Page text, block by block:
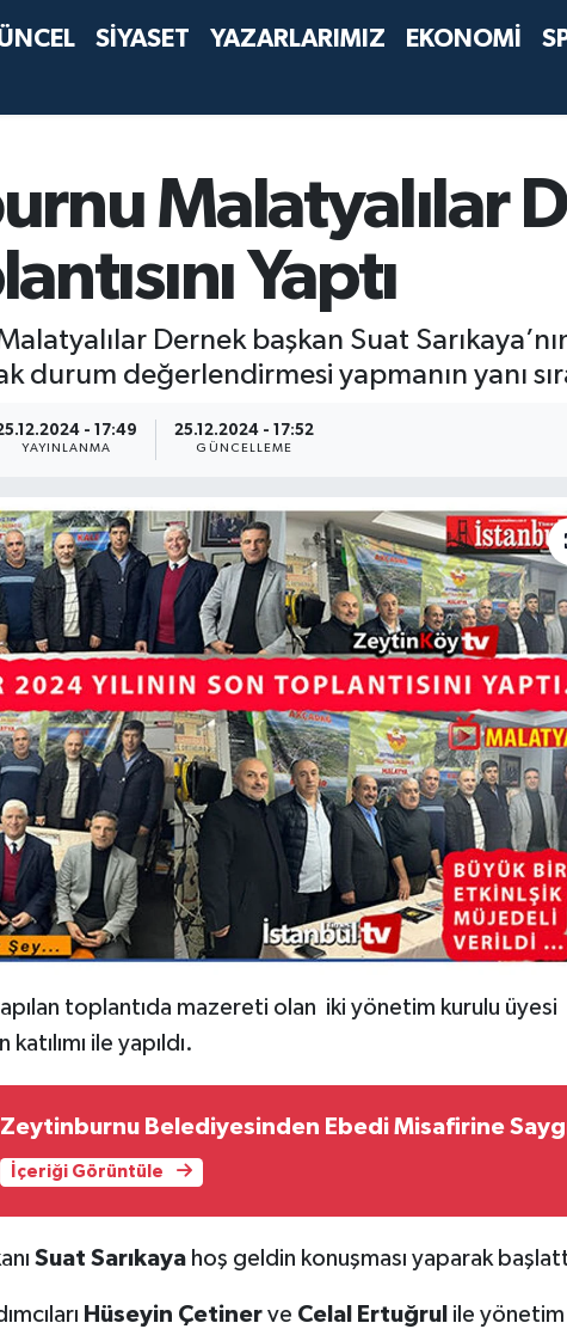
SİYASET YAZARLARIMIZ EKONOMİ
Malatyalılar
Yaptı
Dernek başkan Suat
durum değerlendirmesi yapmanın yanı
- 17:49
YAYINLANMA
25.12.2024 - 17:52
GÜNCELLEME
toplantıda mazereti olan iki yönetim kurulu üyesi
ile yapıldı.
Zeytinburnu Belediyesinden Ebedi Misafirine
İçeriği Görüntüle
Suat Sarıkaya hoş geldin konuşması yaparak
Hüseyin Çetinerve Celal Ertuğrul ile yönetim